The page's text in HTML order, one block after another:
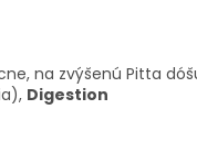
na zvýšenú Pitta
Digestion